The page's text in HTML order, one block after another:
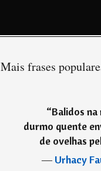
Mais frases
“Balidos
durmo quente
de ovelhas
―Urhacy